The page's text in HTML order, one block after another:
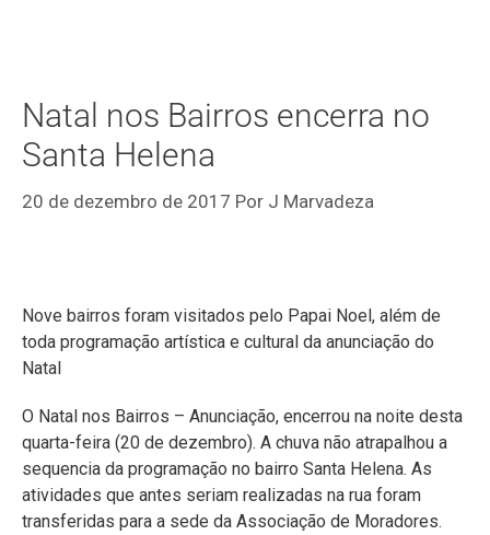
Natal nos Bairros encerra no
Santa Helena
20 de dezembro de 2017 Por J Marvadeza
Nove bairros foram visitados pelo Papai Noel, além de
toda programação artística e cultural da anunciação do
Natal
O Natal nos Bairros – Anunciação, encerrou na noite desta
quarta-feira (20 de dezembro). A chuva não atrapalhou a
sequencia da programação no bairro Santa Helena. As
atividades que antes seriam realizadas na rua foram
transferidas para a sede da Associação de Moradores.